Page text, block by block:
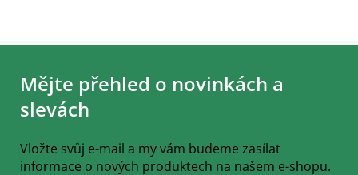
Z
Mějte přehled o novinkách a
slevách
Vložte svůj e-mail a my vám budeme zasílat
informace o nových produktech na našem e-shopu.